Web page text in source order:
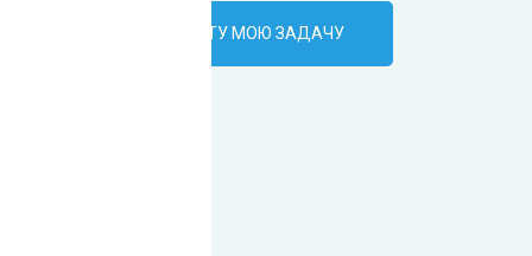
ПОРУЧИТЬ ИИ-БОТУ МОЮ ЗАДАЧУ